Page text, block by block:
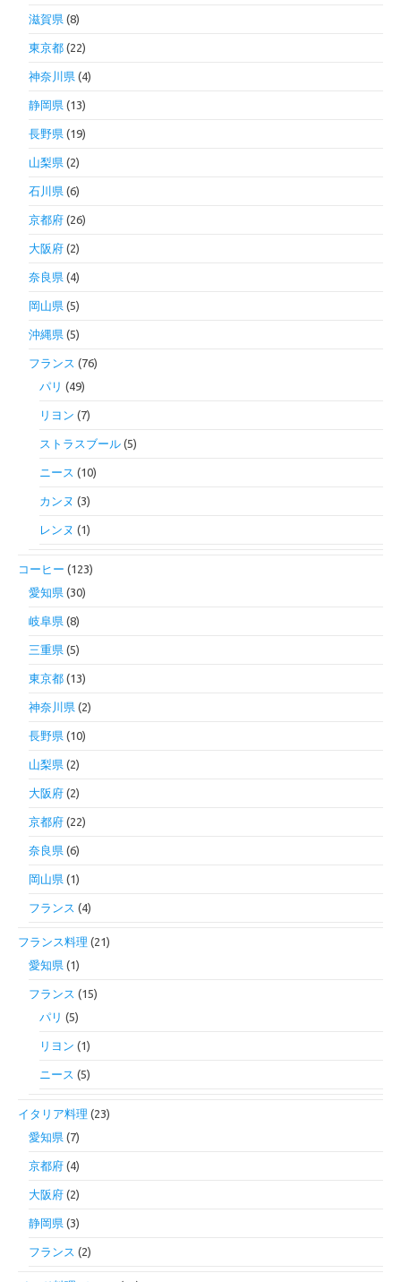
滋賀県 (8)
東京都 (22)
神奈川県 (4)
静岡県 (13)
長野県 (19)
山梨県 (2)
石川県 (6)
京都府 (26)
大阪府 (2)
奈良県 (4)
岡山県 (5)
沖縄県 (5)
フランス (76)
パリ (49)
リヨン (7)
ストラスブール (5)
ニース (10)
カンヌ (3)
レンヌ (1)
コーヒー (123)
愛知県 (30)
岐阜県 (8)
三重県 (5)
東京都 (13)
神奈川県 (2)
長野県 (10)
山梨県 (2)
大阪府 (2)
京都府 (22)
奈良県 (6)
岡山県 (1)
フランス (4)
フランス料理 (21)
愛知県 (1)
フランス (15)
パリ (5)
リヨン (1)
ニース (5)
イタリア料理 (23)
愛知県 (7)
京都府 (4)
大阪府 (2)
静岡県 (3)
フランス (2)